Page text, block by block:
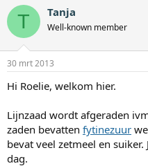
T Tanja
Well-known member
30 mrt 2013
Hi Roelie, welkom hier.
Lijnzaad wordt afgeraden
zaden bevatten fytinezuur
bevat veel zetmeel en
dag.